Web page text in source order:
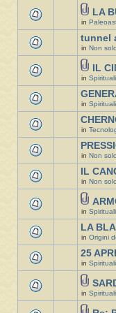
LA
in
tunnel
in Non
IL
in
in
in
in Non
IL
in Non
in
LA
in Origini
25
in
in